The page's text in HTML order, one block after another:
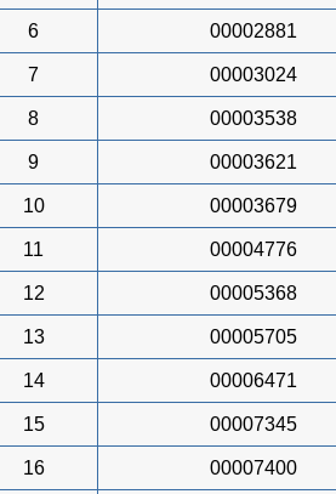
6 00002881
7 00003024
8 00003538
9 00003621
10 00003679
11 00004776
12 00005368
13 00005705
14 00006471
15 00007345
16 00007400